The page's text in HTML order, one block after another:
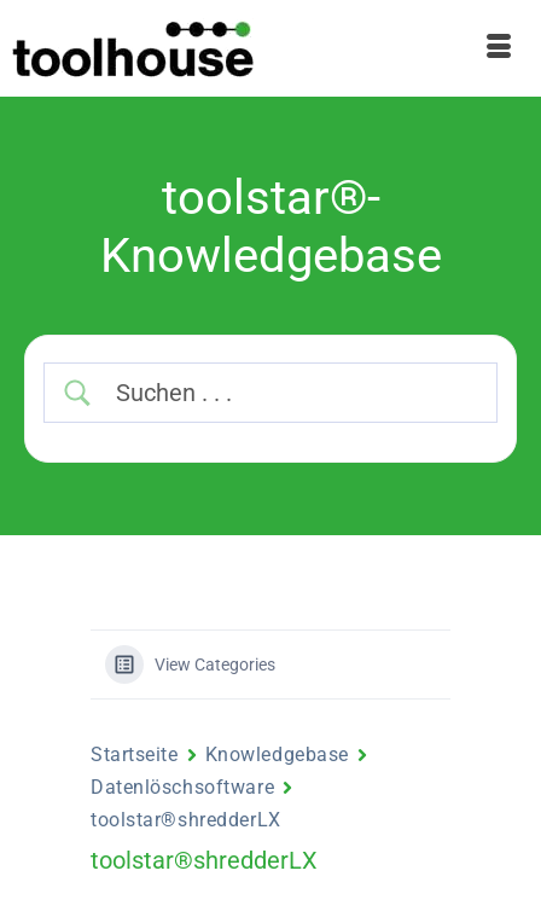
toolstar®-
Knowledgebase
View Categories
Startseite
Knowledgebase
Datenlöschsoftware
toolstar®shredderLX
toolstar®shredderLX